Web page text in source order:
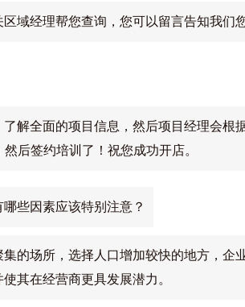
域经理帮您查询，您可以留言告知我们
解全面的项目信息，然后项目经理会根
后签约培训了！祝您成功开店。
些因素应该特别注意？
的场所，选择人口增加较快的地方，企
其在经营商更具发展潜力。